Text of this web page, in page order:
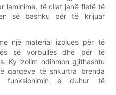
laminime, të cilat janë fletë të
së bashku për të krijuar
një material izolues për të
së vorbullës dhe për të
Ky izolim ndihmon gjithashtu
qarqeve të shkurtra brenda
funksionimin e duhur të